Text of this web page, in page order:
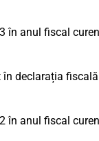
anul fiscal
declarația
anul fiscal